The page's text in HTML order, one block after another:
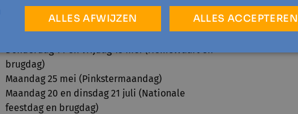
Maandag 6 april (Paasmaandag)
Vrijdag 1 mei (Dag van de Arbeid)
Donderdag 14 en vrijdag 15 mei (Hemelvaart en
brugdag)
Maandag 25 mei (Pinkstermaandag)
Maandag 20 en dinsdag 21 juli (Nationale
feestdag en brugdag)
ALLES ACCEPTEREN
ALLES AFWIJZEN